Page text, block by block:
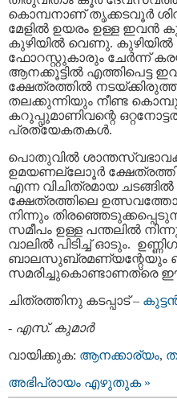
കൊമ്പനാണ് തൃക്കടവൂര്‍
മേളില്‍ ഉയരം ഉള്ള ഇവന്‍
കുഴിയില്‍ വെണു. കുഴിയില്‍
ഫോറസ്റ്റുകാരും ചേര്‍ന്ന്
ആനക്കൂട്ടില്‍ എത്തിപെട്ട
ക്ഷേത്രത്തില്‍
തലക്കുന്നിയും നീണ്ട
കറുപ്പുമാണിവന്റെ
പ്രത്യേകതകള്‍.
പൊതുവില്‍
ഉമയണല്ലോ‍ൂര്‍
എന്ന വിചിത്രമായ
ക്ഷേത്രത്തിലെ
നിന്നും
സമീപം ഉള്ള പന്തലില്‍
വാലില്‍ പിടിച്ച്‌ ഓടും.
ബാലസുബ്രമണ്യന്റേയും
സമരിച്ചുകൊണ്ടാണത്രെ
ചിത്രത്തിനു കടപ്പാട്‌ –
- എസ്. കുമാര്‍
വായിക്കുക: ആനക്കാര്യം,
അഭിപ്രായം എഴുതുക »